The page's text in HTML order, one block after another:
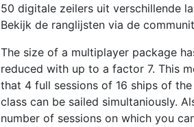
50 digitale zeilers uit verschillende
Bekijk de ranglijsten via de
The size of a multiplayer package
reduced with up to a factor 7. This
that 4 full sessions of 16 ships of
class can be sailed simultaniously.
number of sessions on which you